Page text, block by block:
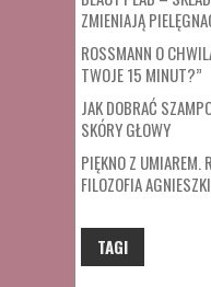
ZMIENIAJĄ
ROSSMANN O
TWOJE 15 MINUT?”
JAK DOBRAĆ
SKÓRY GŁOWY
PIĘKNO Z UMIAREM.
FILOZOFIA
TAGI